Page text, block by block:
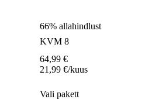
66% allahindlust
KVM 8
64,99 €
21,99 €/kuus
Vali pakett